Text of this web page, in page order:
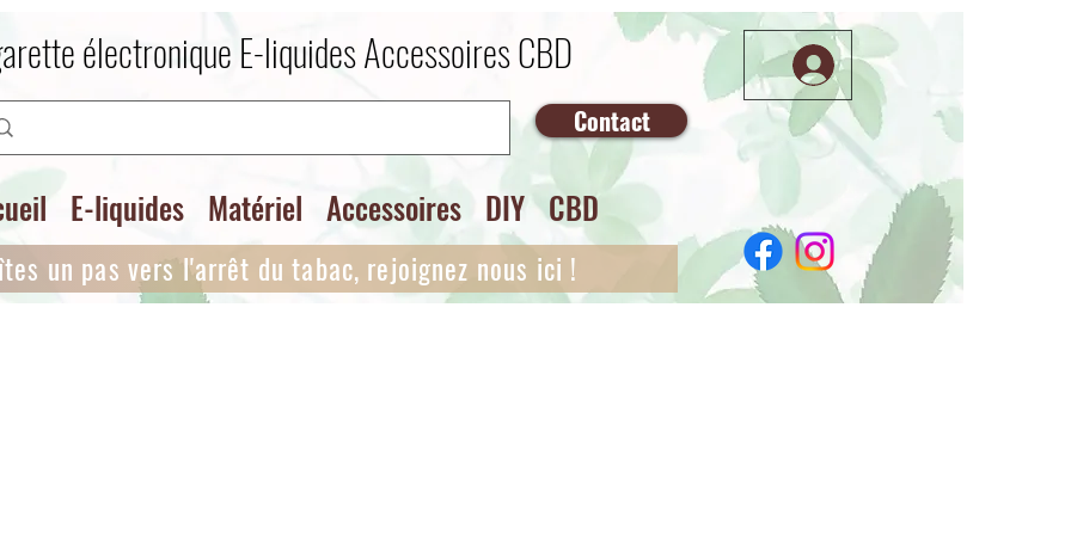
E-liquides Matériel Accessoires DIY CBD
Contact
électronique E-liquides Accessoires CBD
un pas vers l'arrêt du tabac, rejoignez nous ici !